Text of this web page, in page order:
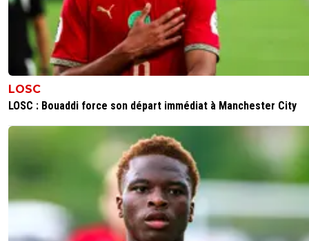
LOSC
LOSC : Bouaddi force son départ immédiat à Manchester City